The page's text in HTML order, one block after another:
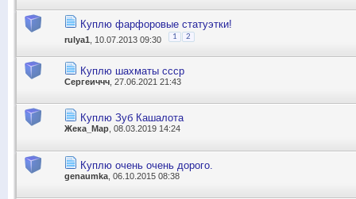
Куплю фарфоровые статуэтки!
rulya1 , 10.07.2013 09:30 1 2
Куплю шахматы ссср
Сергеиччч , 27.06.2021 21:43
Куплю Зуб Кашалота
Жека_Мар, 08.03.2019 14:24
Куплю очень очень дорого.
genaumka , 06.10.2015 08:38